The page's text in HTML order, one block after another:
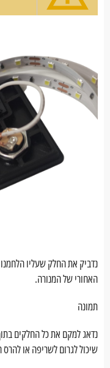
נדביק את החלק שעליו
האחורי של המנורה.
תמונה
נדאג למקם את כל החלקים
שיכול לגרום לשריפה או להרס